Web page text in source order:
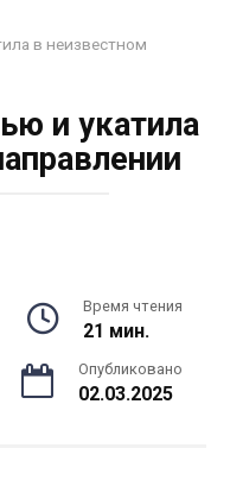
в неизвестном
и укатила
Время чтения
21 мин.
Опубликовано
02.03.2025